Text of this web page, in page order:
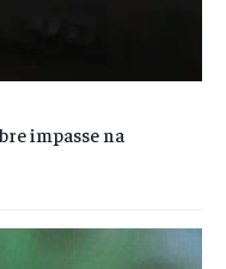
impasse na